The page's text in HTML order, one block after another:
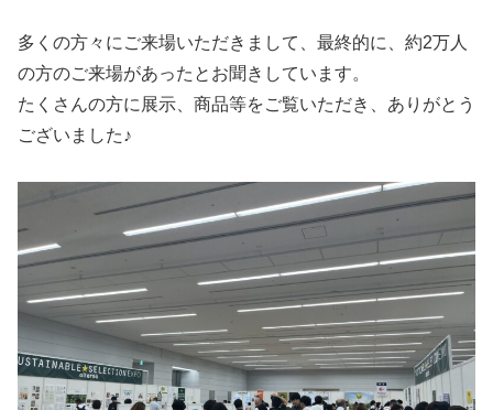
多くの方々にご来場いただきまして、最終的に、約2万人
の方のご来場があったとお聞きしています。
たくさんの方に展示、商品等をご覧いただき、ありがとう
ございました♪